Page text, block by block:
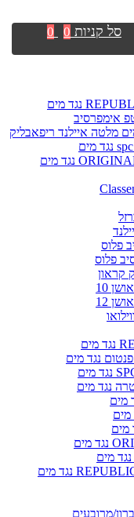
אימפרסיב
מלטה איילנד ריפאבליק
מרובעים
סל קניות 0
0